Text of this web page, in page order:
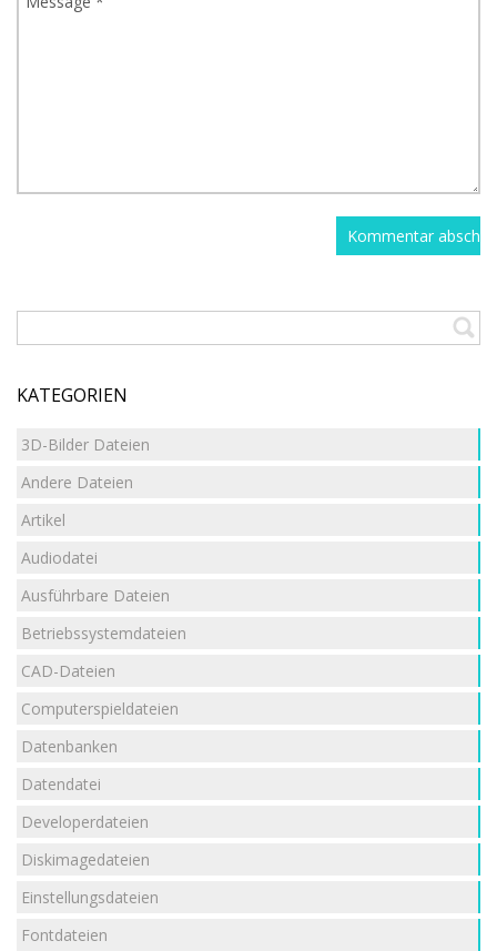
KATEGORIEN
3D-Bilder Dateien
Andere Dateien
Artikel
Audiodatei
Ausführbare Dateien
Betriebssystemdateien
CAD-Dateien
Computerspieldateien
Datenbanken
Datendatei
Developerdateien
Diskimagedateien
Einstellungsdateien
Fontdateien